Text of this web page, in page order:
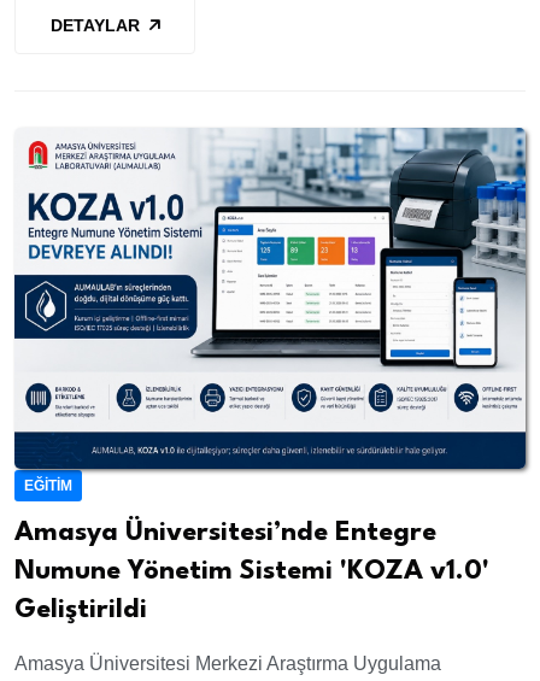
DETAYLAR
EĞITIM
Amasya Üniversitesi’nde Entegre
Numune Yönetim Sistemi 'KOZA v1.0'
Geliştirildi
Amasya Üniversitesi Merkezi Araştırma Uygulama